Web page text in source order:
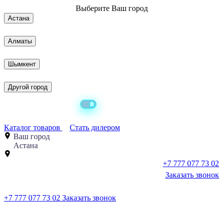
Выберите Ваш город
Астана
Алматы
Шымкент
Другой город
Каталог товаров
Стать дилером
Ваш город
Астана
+7 777 077 73 02
Заказать звонок
+7 777 077 73 02 Заказать звонок